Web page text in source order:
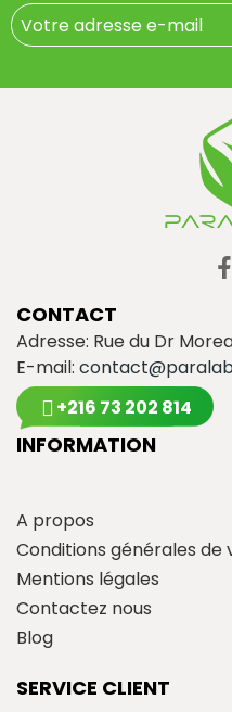
CONTACT
Adresse: Rue du Dr
E-mail:
+216 73 202 814
INFORMATION
A propos
Conditions générales de
Mentions légales
Contactez nous
Blog
SERVICE CLIENT